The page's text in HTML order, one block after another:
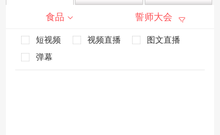
食品 誓师大会
短视频 视频直播
图文直播
弹幕